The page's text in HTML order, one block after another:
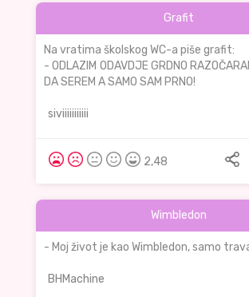
Grafit
Na vratima školskog WC-a piše grafit:
- ODLAZIM ODAVDJE GRDNO
DA SEREM A SAMO SAM PRNO!
siviiiiiiiiiii
2,48
Wimbledon
- Moj život je kao Wimbledon, samo
BHMachine